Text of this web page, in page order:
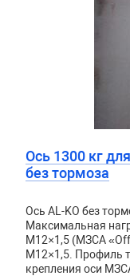
Ось 1300 кг
без тормоза
Ось AL-KO без
Максимальная
М12×1,5 (МЗСА
М12×1,5. Профиль
крепления оси